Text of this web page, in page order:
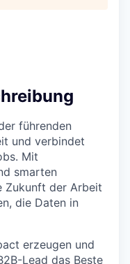
führenden
und verbindet
Mit
smarten
Zukunft der Arbeit
die Daten in
erzeugen und
Lead das Beste